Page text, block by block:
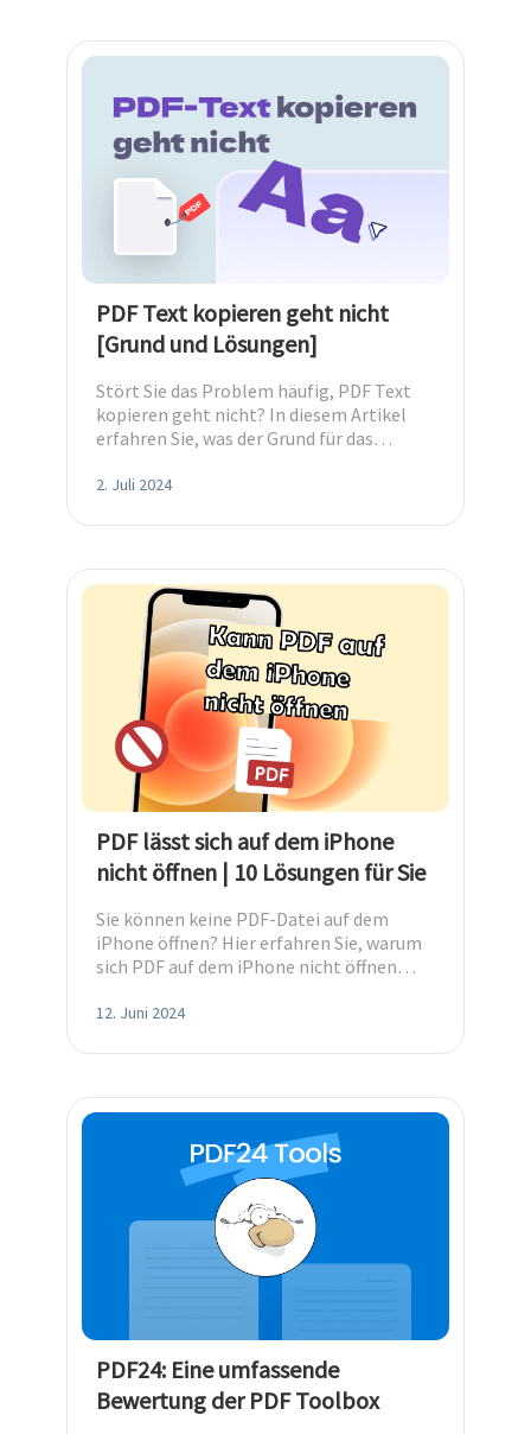
PDF Text kopieren geht nicht
[Grund und Lösungen]
Stört Sie das Problem häufig, PDF Text
kopieren geht nicht? In diesem Artikel
erfahren Sie, was der Grund für das
können.
2. Juli 2024
PDF lässt sich auf dem iPhone
nicht öffnen | 10 Lösungen für Sie
Sie können keine PDF-Datei auf dem
iPhone öffnen? Hier erfahren Sie, warum
sich PDF auf dem iPhone nicht öffnen
12. Juni 2024
PDF24: Eine umfassende
Bewertung der PDF Toolbox